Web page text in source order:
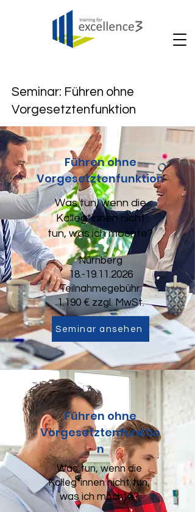
Seminar: Führen ohne
Vorgesetztenfunktion
Führen ohne
Vorgesetztenfunktion
Was tun, wenn die
Kolleg*innen nicht
tun, was ich möchte?
Nürnberg
18.-19.11.2026
Teilnahmegebühr:
1.190 € zzgl. MwSt.
Seminar ansehen
Führen ohne
Vorgesetztenfunktio
n
Was tun, wenn die
Kolleg*innen nicht tun,
was ich möchte?